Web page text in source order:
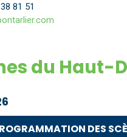
81 51
du
DES